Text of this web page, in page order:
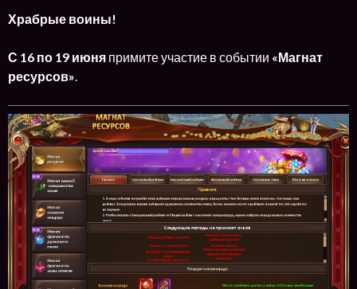
Храбрые воины!
С 16 по 19 июня примите участие в событии «Магнат
ресурсов».